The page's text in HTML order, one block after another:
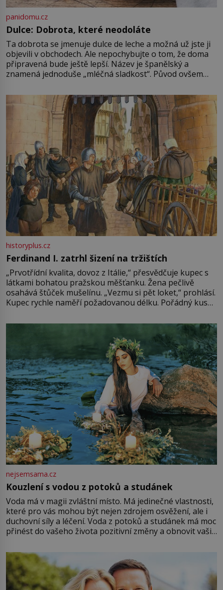
panidomu.cz
Dulce: Dobrota, které neodoláte
Ta dobrota se jmenuje dulce de leche a možná už jste ji
objevili v obchodech. Ale nepochybujte o tom, že doma
připravená bude ještě lepší. Název je španělský a
znamená jednoduše „mléčná sladkost“. Původ ovšem
pře hned několik latinskoamerických zemí a k tomu
Francie, kde se traduje,
historyplus.cz
Ferdinand I. zatrhl šizení na tržištích
„Prvotřídní kvalita, dovoz z Itálie,“ přesvědčuje kupec s
látkami bohatou pražskou měšťanku. Žena pečlivě
osahává štůček mušelínu. „Vezmu si pět loket,“ prohlásí.
Kupec rychle naměří požadovanou délku. Pořádný kus
milostpaní. Stačí jenom na sukni,“ zhodnotí švadlena
množství růžového mušelínu. „Ošidili vás, podívejte.“
nejsemsama.cz
Kouzlení s vodou z potoků a studánek
Voda má v magii zvláštní místo. Má jedinečné vlastnosti,
které pro vás mohou být nejen zdrojem osvěžení, ale i
duchovní síly a léčení. Voda z potoků a studánek má moc
přinést do vašeho života pozitivní změny a obnovit vaši
můžete obohatit své rituály a přinést do svého života
větší harmonii a klid. Je důležité